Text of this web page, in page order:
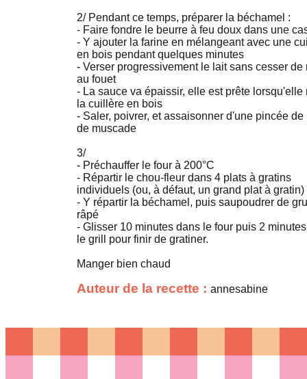
2/ Pendant ce temps, préparer la béchamel :
- Faire fondre le beurre à feu doux dans une
- Y ajouter la farine en mélangeant avec une
en bois pendant quelques minutes
- Verser progressivement le lait sans cesser de
au fouet
- La sauce va épaissir, elle est prête lorsqu'elle
la cuillère en bois
- Saler, poivrer, et assaisonner d'une pincée de
de muscade
3/
- Préchauffer le four à 200°C
- Répartir le chou-fleur dans 4 plats à gratins
individuels (ou, à défaut, un grand plat à gratin)
- Y répartir la béchamel, puis saupoudrer de
râpé
- Glisser 10 minutes dans le four puis 2
le grill pour finir de gratiner.
Manger bien chaud
Auteur de la recette : annesabine